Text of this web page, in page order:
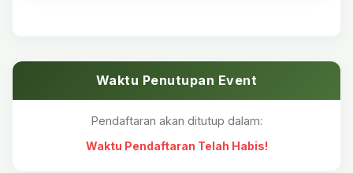
Waktu Penutupan Event
Pendaftaran akan ditutup dalam:
Waktu Pendaftaran Telah Habis!